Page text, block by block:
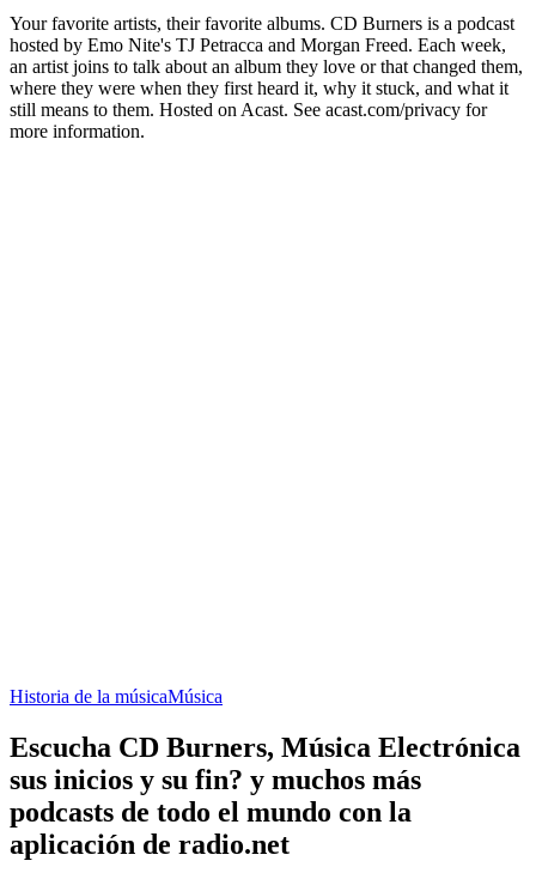
Your favorite artists, their favorite albums. CD Burners is a podcast
hosted by Emo Nite's TJ Petracca and Morgan Freed. Each week,
an artist joins to talk about an album they love or that changed them,
where they were when they first heard it, why it stuck, and what it
still means to them. Hosted on Acast. See acast.com/privacy for
more information.
Historia de la músicaMúsica
Escucha CD Burners, Música Electrónica
sus inicios y su fin? y muchos más
podcasts de todo el mundo con la
aplicación de radio.net